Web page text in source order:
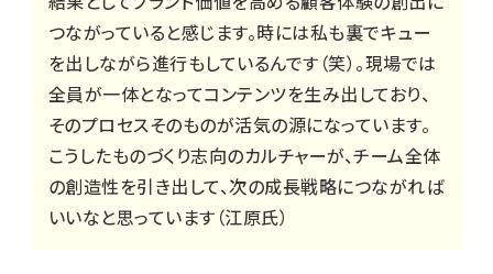
つながっていると感じます。時には私も裏でキュー
を出しながら進行もしているんです（笑）。現場では
全員が一体となってコンテンツを生み出しており、
そのプロセスそのものが活気の源になっています。
こうしたものづくり志向のカルチャーが、チーム全体
の創造性を引き出して、次の成長戦略につながれば
いいなと思っています（江原氏）